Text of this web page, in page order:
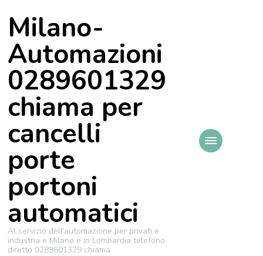
Milano-
Automazioni
0289601329
chiama per
cancelli
porte
portoni
automatici
Al servizio dell'automazione per privati e
industria e Milano e in Lombardia telefono
diretto 0289601329 chiama